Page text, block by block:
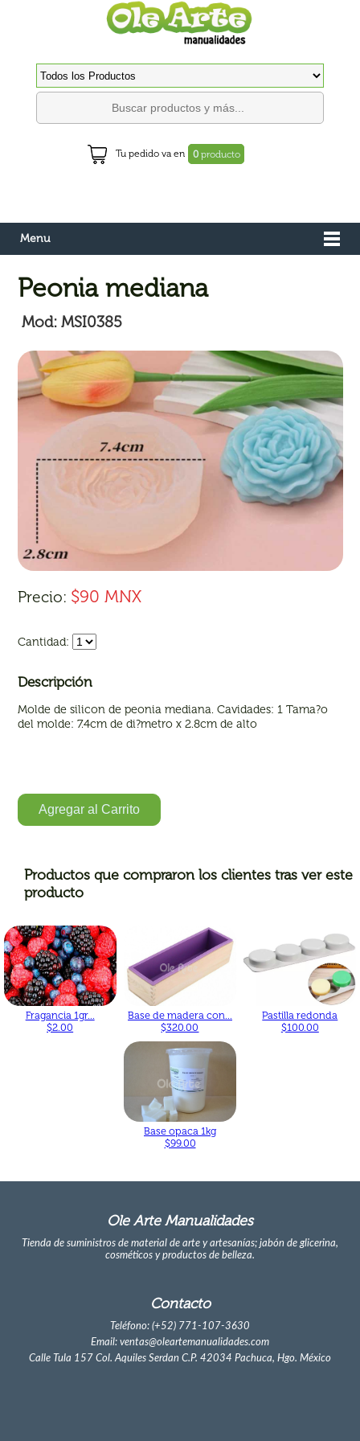
Tu pedido va en 0 producto
Menu
Peonia mediana
Mod: MSI0385
Precio: $90 MNX
Cantidad:
Descripción
Molde de silicon de peonia mediana. Cavidades: 1 Tama?o
del molde: 7.4cm de di?metro x 2.8cm de alto
Agregar al Carrito
Productos que compraron los clientes tras ver este
producto
Fragancia 1gr...
$2.00
Base de madera con...
$320.00
Pastilla redonda
$100.00
Base opaca 1kg
$99.00
Ole Arte Manualidades
Tienda de suministros de material de arte y artesanías; jabón de glicerina,
cosméticos y productos de belleza.
Contacto
Teléfono: (+52) 771-107-3630
Email: ventas@oleartemanualidades.com
Calle Tula 157 Col. Aquiles Serdan C.P. 42034 Pachuca, Hgo. México